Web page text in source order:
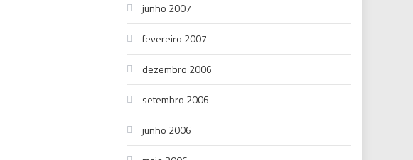
junho 2007
fevereiro 2007
dezembro 2006
setembro 2006
junho 2006